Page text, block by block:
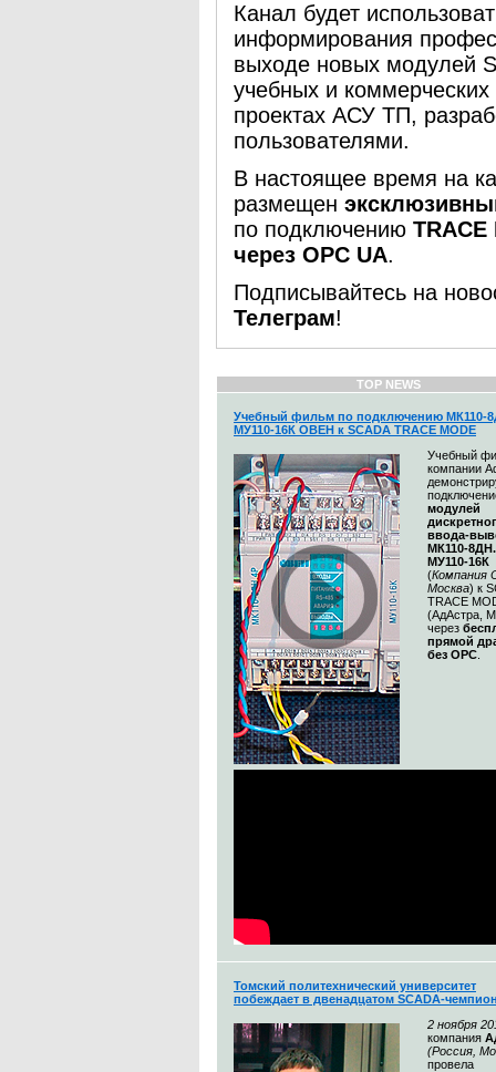
Канал будет
информирования
выходе новых модулей
учебных и
проектах АСУ ТП,
пользователями.
В настоящее время на
размещен
по подключению
через OPC UA.
Подписывайтесь на
Телеграм!
TOP NEWS
Учебный фильм по подключению МК110-
МУ110-16К ОВЕН к SCADA TRACE MODE
Учебный
компании
модулей
ввода-
МК110-
МУ110-16К
(Компания
Москва) к
TRACE
(АдАстра,
через
прямой
без OPC
Томский политехнический университет
побеждает в двенадцатом SCADA-
2 ноября
компания
(Россия,
провела